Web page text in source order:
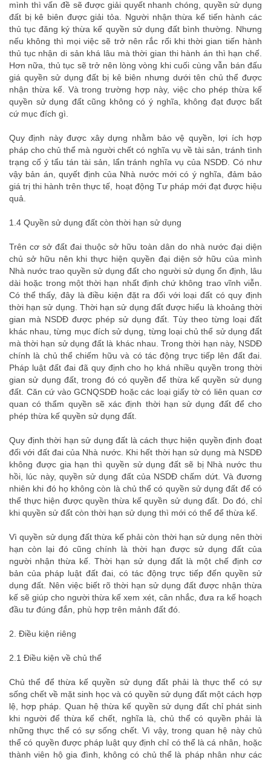
mình thì vấn đề sẽ được giải quyết nhanh chóng, quyền sử dụng
đất bị kê biên được giải tỏa. Người nhận thừa kế tiến hành các
thủ tục đăng ký thừa kế quyền sử dụng đất bình thường. Nhưng
nếu không thì mọi việc sẽ trở nên rắc rối khi thời gian tiến hành
thủ tục nhận di sản khá lâu mà thời gian thi hành án thì hạn chế.
Hơn nữa, thủ tục sẽ trở nên lòng vòng khi cuối cùng vẫn bán đấu
giá quyền sử dụng đất bị kê biên nhưng dưới tên chủ thể được
nhận thừa kế. Và trong trường hợp này, việc cho phép thừa kế
quyền sử dụng đất cũng không có ý nghĩa, không đạt được bất
cứ mục đích gì.
Quy định này được xây dựng nhằm bảo vệ quyền, lợi ích hợp
pháp cho chủ thể mà người chết có nghĩa vụ về tài sản, tránh tình
trạng cố ý tẩu tán tài sản, lẩn tránh nghĩa vụ của NSDĐ. Có như
vậy bản án, quyết định của Nhà nước mới có ý nghĩa, đảm bảo
giá trị thi hành trên thực tế, hoạt động Tư pháp mới đạt được hiệu
quả.
1.4 Quyền sử dụng đất còn thời hạn sử dụng
Trên cơ sở đất đai thuộc sở hữu toàn dân do nhà nước đại diện
chủ sở hữu nên khi thực hiện quyền đại diện sở hữu của mình
Nhà nước trao quyền sử dụng đất cho người sử dụng ổn định, lâu
dài hoặc trong một thời hạn nhất định chứ không trao vĩnh viễn.
Có thể thấy, đây là điều kiện đặt ra đối với loại đất có quy định
thời hạn sử dụng. Thời hạn sử dụng đất được hiểu là khoảng thời
gian mà NSDĐ được phép sử dụng đất. Tùy theo từng loại đất
khác nhau, từng mục đích sử dụng, từng loại chủ thể sử dụng đất
mà thời hạn sử dụng đất là khác nhau. Trong thời hạn này, NSDĐ
chính là chủ thể chiếm hữu và có tác động trực tiếp lên đất đai.
Pháp luật đất đai đã quy định cho họ khá nhiều quyền trong thời
gian sử dụng đất, trong đó có quyền để thừa kế quyền sử dụng
đất. Căn cứ vào GCNQSDĐ hoặc các loại giấy tờ có liên quan cơ
quan có thẩm quyền sẽ xác định thời hạn sử dụng đất để cho
phép thừa kế quyền sử dụng đất.
Quy định thời hạn sử dụng đất là cách thực hiện quyền định đoạt
đối với đất đai của Nhà nước. Khi hết thời hạn sử dụng mà NSDĐ
không được gia hạn thì quyền sử dụng đất sẽ bị Nhà nước thu
hồi, lúc này, quyền sử dụng đất của NSDĐ chấm dứt. Và đương
nhiên khi đó họ không còn là chủ thể có quyền sử dụng đất để có
thể thực hiện được quyền thừa kế quyền sử dụng đất. Do đó, chỉ
khi quyền sử đất còn thời hạn sử dụng thì mới có thể để thừa kế.
Vì quyền sử dụng đất thừa kế phải còn thời hạn sử dụng nên thời
hạn còn lại đó cũng chính là thời hạn được sử dụng đất của
người nhận thừa kế. Thời hạn sử dụng đất là một chế định cơ
bản của pháp luật đất đai, có tác động trực tiếp đến quyền sử
dụng đất. Nên việc biết rõ thời hạn sử dụng đất được nhận thừa
kế sẽ giúp cho người thừa kế xem xét, cân nhắc, đưa ra kế hoạch
đầu tư đúng đắn, phù hợp trên mảnh đất đó.
2. Điều kiện riêng
2.1 Điều kiện về chủ thể
Chủ thể để thừa kế quyền sử dụng đất phải là thực thể có sự
sống chết về mặt sinh học và có quyền sử dụng đất một cách hợp
lệ, hợp pháp. Quan hệ thừa kế quyền sử dụng đất chỉ phát sinh
khi người để thừa kế chết, nghĩa là, chủ thể có quyền phải là
những thực thể có sự sống chết. Vì vậy, trong quan hệ này chủ
thể có quyền được pháp luật quy định chỉ có thể là cá nhân, hoặc
thành viên hộ gia đình, không có chủ thể là pháp nhân như các